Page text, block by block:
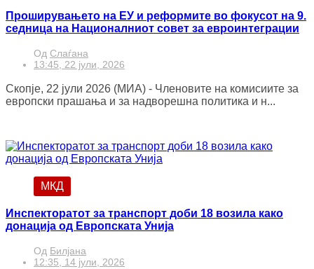
Проширувањето на ЕУ и реформите во фокусот на 9.
седница на Националниот совет за евроинтеграции
Од Слаѓана
13:45, 22 јули, 2026
Скопје, 22 јули 2026 (МИА) - Членовите на комисиите за
европски прашања и за надворешна политика и н...
МКД
Инспекторатот за транспорт доби 18 возила како
донација од Европската Унија
Од Билјана
12:35, 14 јули, 2026